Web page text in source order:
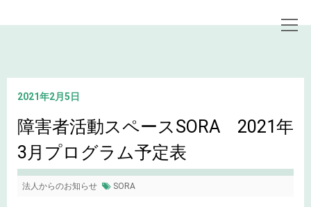
2021年2月5日
障害者活動スペースSORA 2021年
3月プログラム予定表
法人からのお知らせ SORA